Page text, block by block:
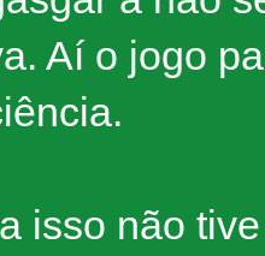
Aí o jogo
isso não